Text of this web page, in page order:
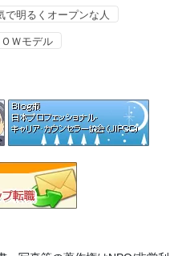
で明るくオープンな人
ＯＷモデル